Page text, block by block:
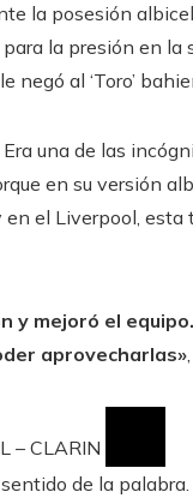
la posesión
la presión en la
al ‘Toro’
una de las
en su versión
el Liverpool, esta
y mejoró el
aprovecharlas»
– CLARIN
de la